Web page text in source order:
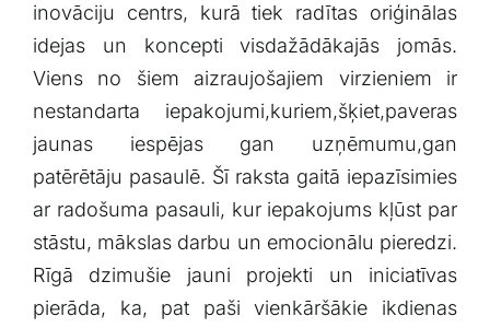
Vakances
Kontakti
Klientu portāls
English
inovāciju centrs, kurā tiek radītas oriģinālas
idejas un koncepti visdažādākajās jomās.
Viens no ‍šiem aizraujošajiem virzieniem ir
nestandarta iepakojumi,kuriem,šķiet,paveras
jaunas iespējas gan uzņēmumu,gan
patērētāju ⁣pasaulē. Šī raksta gaitā iepazīsimies
ar radošuma pasauli, kur iepakojums ​kļūst par⁣
stāstu, mākslas darbu un emocionālu‍ pieredzi.
Rīgā dzimušie​ jauni projekti un iniciatīvas
pierāda, ka, pat paši vienkāršākie ikdienas